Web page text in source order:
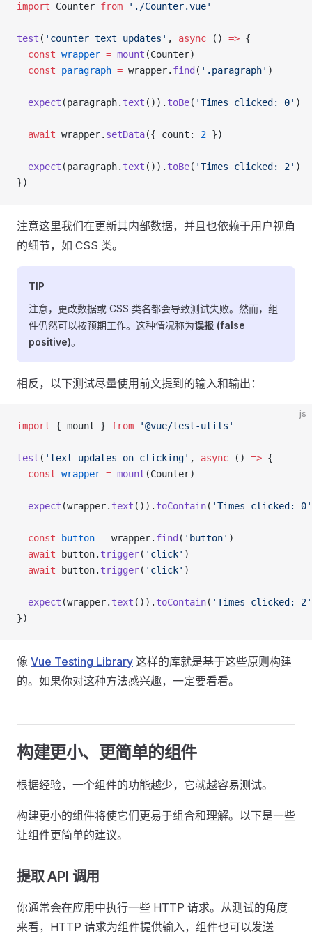
import Counter from './Counter.vue'
test ( 'counter text updates' , async () => {
  const
wrapper = mount (Counter)
  const
paragraph = wrapper. find ( '.paragraph' )
  expect
(paragraph. text ()). toBe( 'Times clicked: 0' )
  await
wrapper. setData({ count : 2 })
  expect
(paragraph. text ()). toBe( 'Times clicked: 2' )
})
注意这里我们在更新其内部数据，并且也依赖于用户视角
的细节，如 CSS 类。
TIP
注意，更改数据或 CSS 类名都会导致测试失败。然而，组
件仍然可以按预期工作。这种情况称为误报 (false
positive)。
相反，以下测试尽量使用前文提到的输入和输出：
js
import { mount } from '@vue/test-utils'
test ( 'text updates on clicking' , async () => {
  const
wrapper = mount (Counter)
  expect
(wrapper. text ()). toContain( 'Times clicked: 0'
  const
button = wrapper. find ( 'button' )
  await
button. trigger( 'click' )
  await
button. trigger( 'click' )
  expect
(wrapper. text ()). toContain( 'Times clicked: 2'
})
像 Vue Testing Library 这样的库就是基于这些原则构建
的。如果你对这种方法感兴趣，一定要看看。
构建更小、更简单的组件
根据经验，一个组件的功能越少，它就越容易测试。
构建更小的组件将使它们更易于组合和理解。以下是一些
让组件更简单的建议。
提取 API 调用
你通常会在应用中执行一些 HTTP 请求。从测试的角度
来看，HTTP 请求为组件提供输入，组件也可以发送